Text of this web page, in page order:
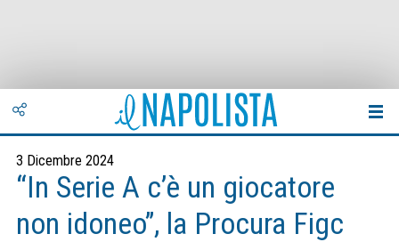
3 Dicembre 2024
“In Serie A c’è un giocatore
non idoneo”, la Procura Figc